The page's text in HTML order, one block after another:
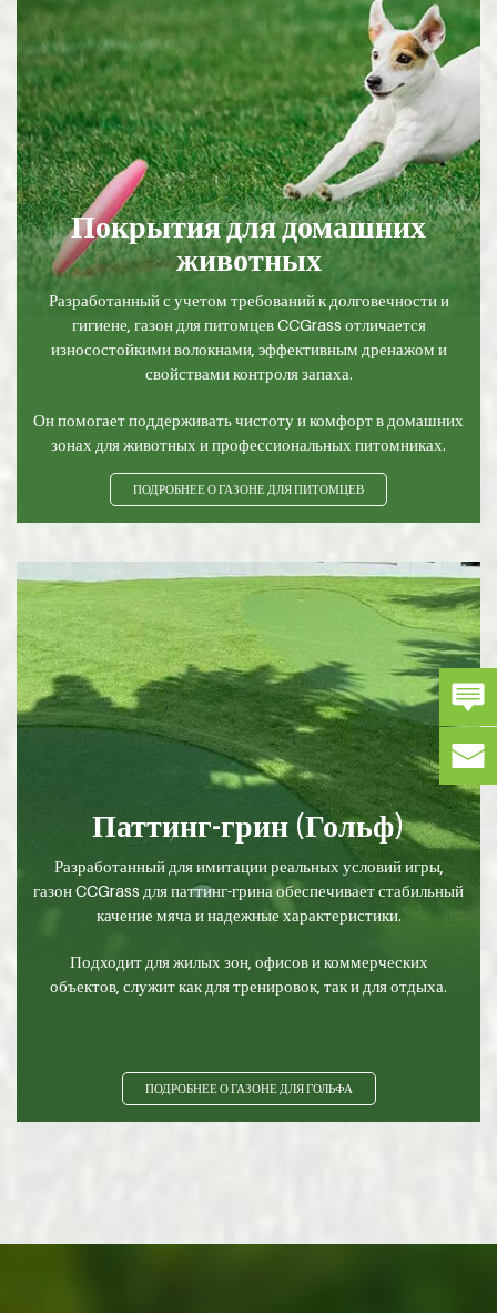
Покрытия для домашних
животных
Разработанный с учетом требований к долговечности и
гигиене, газон для питомцев CCGrass отличается
износостойкими волокнами, эффективным дренажом и
свойствами контроля запаха.
Он помогает поддерживать чистоту и комфорт в домашних
зонах для животных и профессиональных питомниках.
ПОДРОБНЕЕ О ГАЗОНЕ ДЛЯ ПИТОМЦЕВ
Паттинг-грин (Гольф)
Разработанный для имитации реальных условий игры,
газон CCGrass для паттинг-грина обеспечивает стабильный
качение мяча и надежные характеристики.
Подходит для жилых зон, офисов и коммерческих
объектов, служит как для тренировок, так и для отдыха.
ПОДРОБНЕЕ О ГАЗОНЕ ДЛЯ ГОЛЬФА